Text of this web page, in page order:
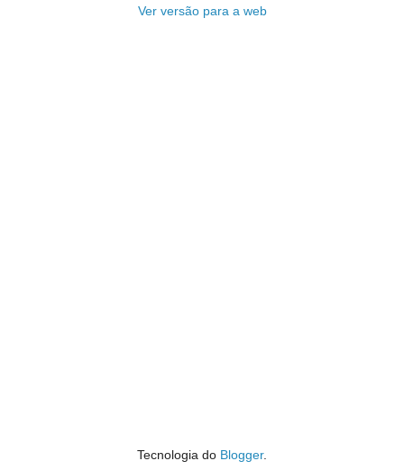
Ver versão para a web
Tecnologia do Blogger.